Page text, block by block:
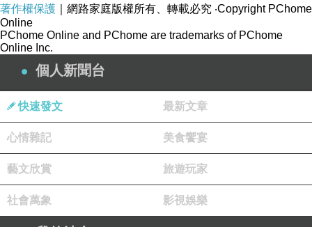
P_20190405_170441.jpg
著作權保護 ｜網路家庭版權所有、轉載必究 ‧Copyright PChome
Online
PChome Online and PChome are trademarks of PChome
Online Inc.
個人新聞台
快速發文 最新文章
心情雜記 美食饗宴
藝文欣賞 旅遊玩家
社會萬象 影視娛樂